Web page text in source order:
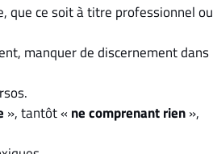
que ce soit à titre professionnel ou
manquer de discernement dans
», tantôt « ne comprenant rien»,